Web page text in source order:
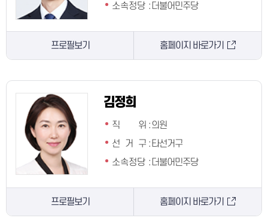
소속정당 : 더불어민주당
프로필보기 홈페이지 바로가기
김정희
직 위
:의원
선 거 구 : 타선거구
소속정당 : 더불어민주당
프로필보기 홈페이지 바로가기